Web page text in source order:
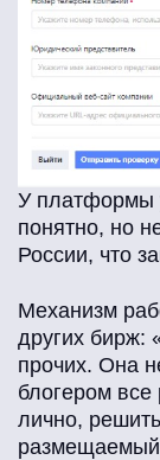
У платформы
понятно, но
России, что
Механизм
других бирж:
прочих. Она
блогером все
лично,
размещаемый